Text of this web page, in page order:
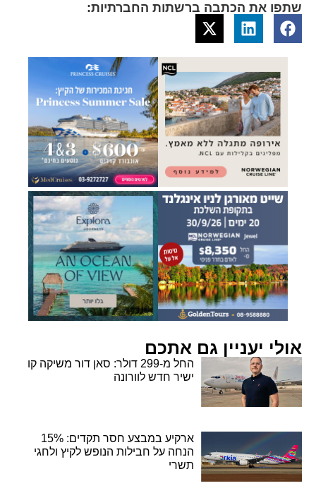
שתפו את הכתבה ברשתות החברתיות:
אולי יעניין גם אתכם
החל מ-299 דולר: סאן דור משיקה קו
ישיר חדש לוורונה
ארקיע במבצע חסר תקדים: 15%
הנחה על חבילות הנופש לקיץ ולחגי
תשרי